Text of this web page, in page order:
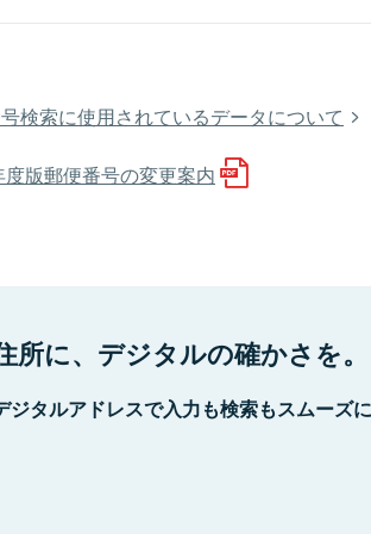
検索に使用されているデータについて
版郵便番号の変更案内
所に、デジタルの確かさを。
ジタルアドレスで入力も検索もスムーズ